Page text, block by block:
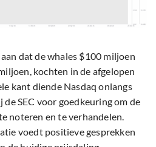
dat de whales $100 miljoen
kochten in de afgelopen
kant diende Nasdaq onlangs
SEC voor goedkeuring om de
noteren en te verhandelen.
voedt positieve gesprekken